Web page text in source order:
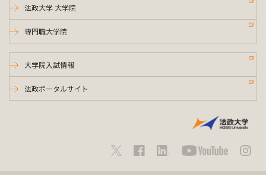
法政大学 大学院
専門職大学院
大学院入試情報
法政ポータルサイト